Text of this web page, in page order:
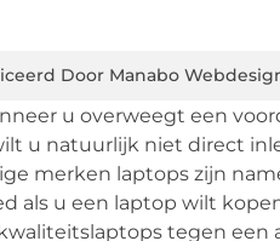
Door Manabo
u overweegt een
u natuurlijk niet direct
merken laptops zijn
als u een laptop wilt
tegen een